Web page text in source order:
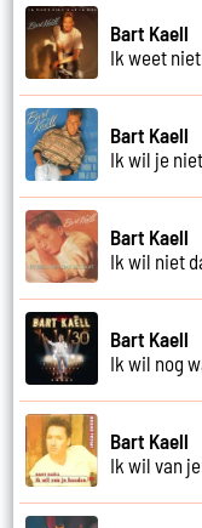
Bart Kaell
Ik weet
Bart Kaell
Ik wil je
Bart Kaell
Ik wil niet
Bart Kaell
Ik wil nog
Bart Kaell
Ik wil van